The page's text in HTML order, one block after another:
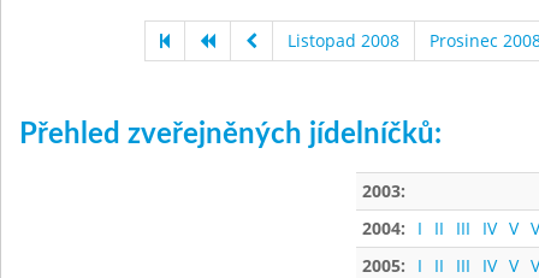
Listopad 2008 Prosinec
Přehled zveřejněných jídelníčků:
2003:
2004:
I II III IV V
2005:
I II III IV V